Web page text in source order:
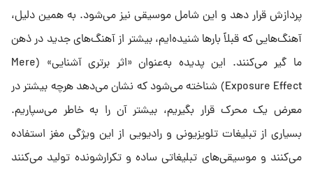
پردازش قرار دهد و این شامل موسیقی نیز می‌شود. به همین دلیل،
آهنگ‌هایی که قبلاً بارها شنیده‌ایم، بیشتر از آهنگ‌های جدید در ذهن
ما گیر می‌کنند. این پدیده به‌عنوان «اثر برتری آشنایی» (Mere
Exposure Effect) شناخته می‌شود که نشان می‌دهد هرچه بیشتر در
معرض یک محرک قرار بگیریم، بیشتر آن را به خاطر می‌سپاریم.
بسیاری از تبلیغات تلویزیونی و رادیویی از این ویژگی مغز استفاده
می‌کنند و موسیقی‌های تبلیغاتی ساده و تکرارشونده تولید می‌کنند